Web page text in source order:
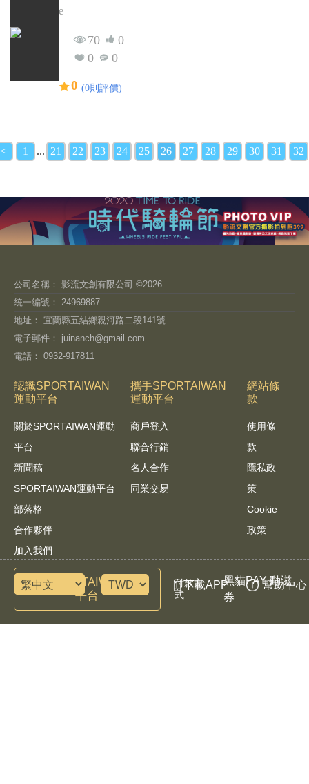
e
70
0
0
0
0 (0則評價)
< 1 ... 21 22 23 24 25 26 27 28 29 30 31 32
公司名稱： 影流文創有限公司 ©2026
統一編號： 24969887
地址： 宜蘭縣五結鄉親河路二段141號
電子郵件： juinanch@gmail.com
電話： 0932-917811
認識SPORTAIWAN
運動平台
關於SPORTAIWAN運動
平台
新聞稿
SPORTAIWAN運動平台
部落格
合作夥伴
加入我們
攜手SPORTAIWAN
運動平台
商戶登入
聯合行銷
名人合作
同業交易
網站條
款
使用條
款
隱私政
策
Cookie
政策
諮詢SPORTAIWAN運動
平台
付款方
式
黑貓PAY 動滋
券
下載APP 幫助中心